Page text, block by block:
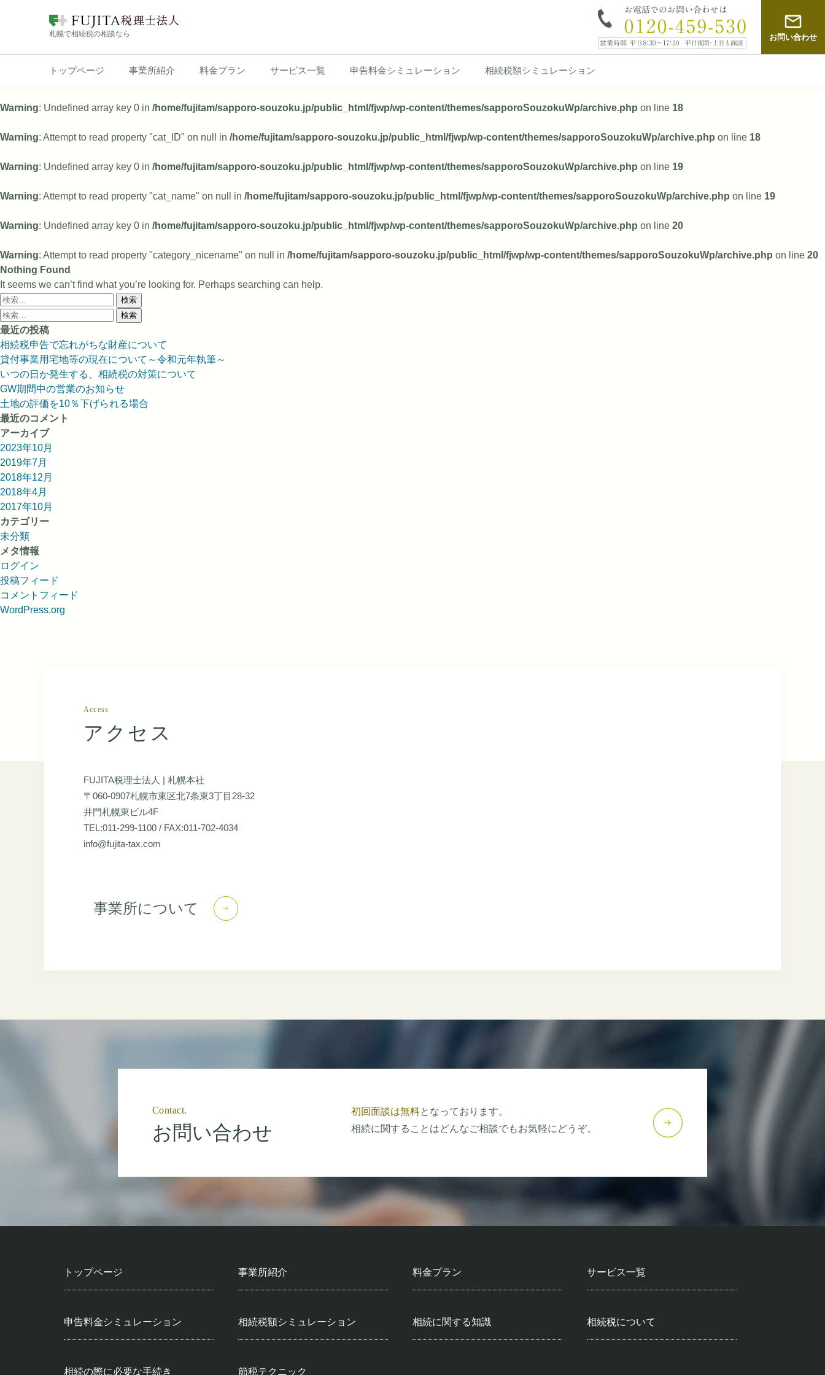
to
札幌で相続税の相談なら お問い合わせ
トップページ 事業所紹介 料金プラン サービス一覧 申告料金シミュレーション 相続税額シミュレーション
Warning: Undefined array key 0 in /home/fujitam/sapporo-souzoku.jp/public_html/fjwp/wp-content/themes/sapporoSouzokuWp/archive.php on line 18
Warning: Attempt to read property "cat_ID" on null in /home/fujitam/sapporo-souzoku.jp/public_html/fjwp/wp-content/themes/sapporoSouzokuWp/archive.php on line 18
Warning: Undefined array key 0 in /home/fujitam/sapporo-souzoku.jp/public_html/fjwp/wp-content/themes/sapporoSouzokuWp/archive.php on line 19
Warning: Attempt to read property "cat_name" on null in /home/fujitam/sapporo-souzoku.jp/public_html/fjwp/wp-content/themes/sapporoSouzokuWp/archive.php on line 19
Warning: Undefined array key 0 in /home/fujitam/sapporo-souzoku.jp/public_html/fjwp/wp-content/themes/sapporoSouzokuWp/archive.php on line 20
Warning: Attempt to read property "category_nicename" on null in /home/fujitam/sapporo-souzoku.jp/public_html/fjwp/wp-content/themes/sapporoSouzokuWp/archive.php on line 20
Nothing Found
It seems we can’t find what you’re looking for. Perhaps searching can help.
検
索:
検
索:
最近の投稿
相続税申告で忘れがちな財産について
貸付事業用宅地等の現在について～令和元年執筆～
いつの日か発生する、相続税の対策について
GW期間中の営業のお知らせ
土地の評価を10％下げられる場合
最近のコメント
アーカイブ
2023年10月
2019年7月
2018年12月
2018年4月
2017年10月
カテゴリー
未分類
メタ情報
ログイン
投稿フィード
コメントフィード
WordPress.org
アクセス
Access
FUJITA税理士法人 | 札幌本社
〒060-0907札幌市東区北7条東3丁目28-32
井門札幌東ビル4F
TEL:011-299-1100 / FAX:011-702-4034
info@fujita-tax.com
事業所について
お問い合わせ
Contact. 初回面談は無料となっております。
相続に関することはどんなご相談でもお気軽にどうぞ。
トップページ 事業所紹介 料金プラン サービス一覧
申告料金シミュレーション 相続税額シミュレーション 相続に関する知識 相続税について
相続の際に必要な手続き 節税テクニック